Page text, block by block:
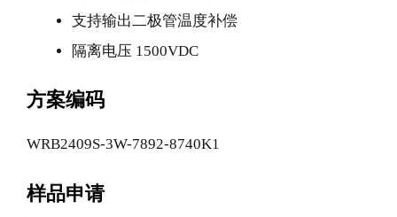
支持输出二极管温度补偿
隔离电压 1500VDC
方案编码
WRB2409S-3W-7892-8740K1
样品申请